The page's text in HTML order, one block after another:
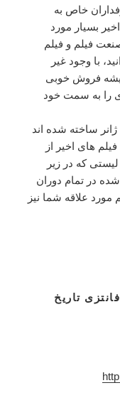
خاص به
بسیار مورد
فیلم و فیلم
با وجود غیر
فروش خوبی
را به سمت خود
ساخته شده اند
های اخیر از
که در زیر
شده در تمام دوران
مورد علاقه شما نیز
تاریخ